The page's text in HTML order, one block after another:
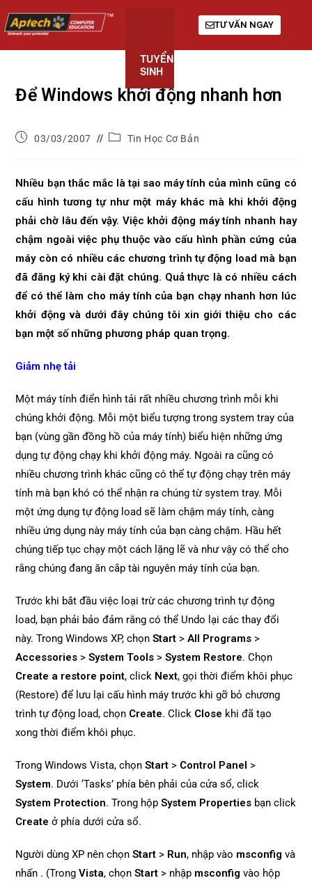
TUYỂN
SINH
TƯ VẤN NGAY
Để Windows khởi động nhanh hơn
03/03/2007 Tin Học Cơ Bản
Nhiều bạn thắc mắc là tại sao máy tính của mình cũng có
cấu hình tương tự như một máy khác mà khi khởi động
phải chờ lâu đến vậy. Việc khởi động máy tính nhanh hay
chậm ngoài việc phụ thuộc vào cấu hình phần cứng của
máy còn có nhiều các chương trình tự động load mà bạn
đã đăng ký khi cài đặt chúng. Quả thực là có nhiều cách
để có thể làm cho máy tính của bạn chạy nhanh hơn lúc
khởi động và dưới đây chúng tôi xin giới thiệu cho các
bạn một số những phương pháp quan trọng.
Giảm nhẹ tải
Một máy tính điển hình tải rất nhiều chương trình mỗi khi
chúng khởi động. Mỗi một biểu tượng trong system tray của
bạn (vùng gần đồng hồ của máy tính) biểu hiện những ứng
dụng tự động chạy khi khởi động máy. Ngoài ra cũng có
nhiều chương trình khác cũng có thể tự động chạy trên máy
tính mà bạn khó có thể nhận ra chúng từ system tray. Mỗi
một ứng dụng tự động load sẽ làm chậm máy tính, càng
nhiều ứng dụng này máy tính của bạn càng chậm. Hầu hết
chúng tiếp tục chạy một cách lặng lẽ và như vậy có thể cho
rằng chúng đang ăn cắp tài nguyên máy tính của bạn.
Trước khi bắt đầu việc loại trừ các chương trình tự động
load, bạn phải bảo đảm rằng có thể Undo lại các thay đổi
này. Trong Windows XP, chọnStart >All Programs >
Accessories >System Tools >System Restore. Chọn
Create a restore point, click Next, gọi thời điểm khôi phục
(Restore) để lưu lại cấu hình máy trước khi gỡ bỏ chương
trình tự động load, chọn Create. Click Close khi đã tạo
xong thời điểm khôi phục.
Trong Windows Vista, chọnStart > Control Panel >
System. Dưới ‘Tasks’ phía bên phải của cửa sổ, click
System Protection. Trong hộpSystem Properties bạn click
Create ở phía dưới cửa sổ.
Người dùng XP nên chọnStart > Run, nhập vào msconfig và
nhấn . (TrongVista, chọnStart > nhập msconfig vào hộp